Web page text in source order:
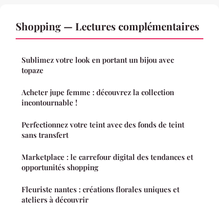
Shopping — Lectures complémentaires
Sublimez votre look en portant un bijou avec
topaze
Acheter jupe femme : découvrez la collection
incontournable !
Perfectionnez votre teint avec des fonds de teint
sans transfert
Marketplace : le carrefour digital des tendances et
opportunités shopping
Fleuriste nantes : créations florales uniques et
ateliers à découvrir